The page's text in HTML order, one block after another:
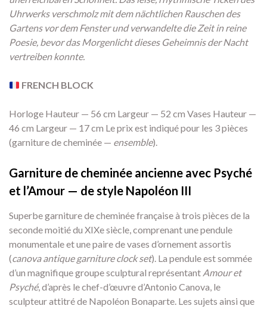
Uhrwerks verschmolz mit dem nächtlichen Rauschen des
Gartens vor dem Fenster und verwandelte die Zeit in reine
Poesie, bevor das Morgenlicht dieses Geheimnis der Nacht
vertreiben konnte.
FRENCH BLOCK
Horloge Hauteur — 56 cm Largeur — 52 cm Vases Hauteur —
46 cm Largeur — 17 cm Le prix est indiqué pour les 3 pièces
(garniture de cheminée — ensemble).
Garniture de cheminée ancienne avec Psyché
et l’Amour — de style Napoléon III
Superbe garniture de cheminée française à trois pièces de la
seconde moitié du XIXe siècle, comprenant une pendule
monumentale et une paire de vases d’ornement assortis
(canova antique garniture clock set). La pendule est sommée
d’un magnifique groupe sculptural représentant Amour et
Psyché, d’après le chef-d’œuvre d’Antonio Canova, le
sculpteur attitré de Napoléon Bonaparte. Les sujets ainsi que